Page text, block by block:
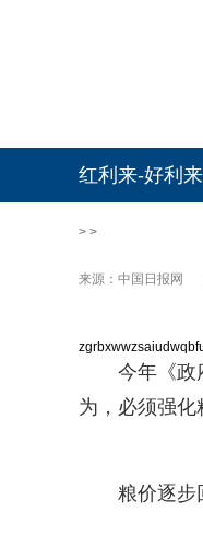
红利来-好利来
> >
来源：中国日报网
今年《政
为，必须强化
粮价逐步